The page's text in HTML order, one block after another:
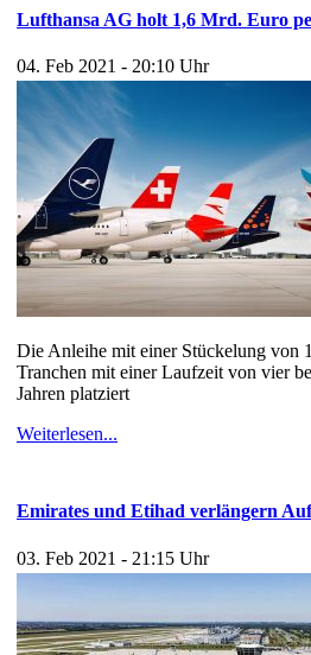
Lufthansa AG holt 1,6 Mrd. Euro
04. Feb 2021 - 20:10 Uhr
Die Anleihe mit einer Stückelung von
Tranchen mit einer Laufzeit von vier
Jahren platziert
Weiterlesen...
Emirates und Etihad verlängern
03. Feb 2021 - 21:15 Uhr